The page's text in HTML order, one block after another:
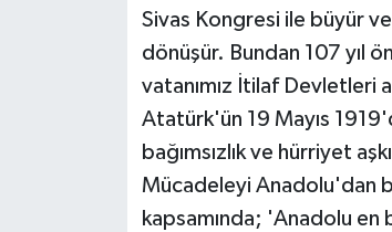
Sivas Kongresi ile büyür
dönüşür. Bundan 107 yıl
vatanımız İtilaf Devletleri
Atatürk'ün 19 Mayıs
bağımsızlık ve hürriyet
Mücadeleyi Anadolu'dan
kapsamında; 'Anadolu en
SPOR HABERLERİ
TEKNOLOJİ
ÜLKE GÜNDEMİ